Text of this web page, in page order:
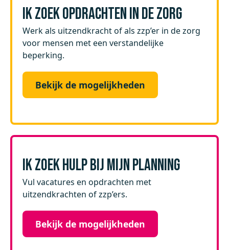
IK ZOEK OPDRACHTEN IN DE ZORG
Werk als uitzendkracht of als zzp’er in de zorg
voor mensen met een verstandelijke
beperking.
Bekijk de mogelijkheden
IK ZOEK HULP BIJ MIJN PLANNING
Vul vacatures en opdrachten met
uitzendkrachten of zzp’ers.
Bekijk de mogelijkheden